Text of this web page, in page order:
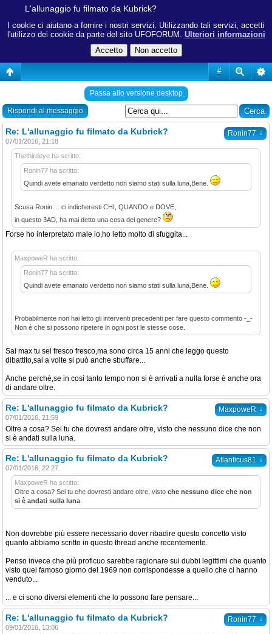
I cookie ci aiutano a fornire i nostri servizi. Utilizzando tali servizi, accetti
l'utilizzo dei cookie da parte del sito UFOFORUM. Ulteriori informazioni
#
L'allunaggio fu filmato da Kubrick?
Passa allo versione desktop
Rispondi al messaggio
Ronin77 ↓
Re: L'allunaggio fu filmato da Kubrick?
07/01/2016, 21:18
Thethirdeye ha scritto:
Ronin77 ha scritto:
Quindi avete emanato verdetto non siamo stati sulla luna,Bene.
Scusa Ronin.... ci indicheresti CHI, QUANDO e DOVE,
in questo 3AD, ha mai detto una cosa del genere?
Forse ho interpretato male io,ho letto molto di sfuggita...
MaxpoweR ha scritto:
Ronin77 ha scritto:
Quindi avete emanato verdetto non siamo stati sulla luna,Bene.
Probabilmente non hai letto gli interventi precedenti per fare questo commento -_-
Non è che si possono ripetere in ogni post le stesse cose.
Sai max tu sei fresco fresco,ma sono circa 15 anni che leggo questo
dibattito,sai a volte si può anche sbuffare...
Anche perchè,se in cosi tanto tempo non si è arrivati a nulla forse è anche ora
di andare oltre.
MaxpoweR ↓
Re: L'allunaggio fu filmato da Kubrick?
07/01/2016, 21:59
Oltre a cosa? Sei tu che dovresti andare oltre, visto che nessuno dice che non
si è andati sulla luna.
Atlanticus81 ↓
Re: L'allunaggio fu filmato da Kubrick?
07/01/2016, 22:27
MaxpoweR ha scritto:
Oltre a cosa? Sei tu che dovresti andare oltre, visto che nessuno dice che non
si è andati sulla luna
Non dovrebbe più essere necessario dover ribadire questo concetto visto
quanto abbiamo scritto in questo thread anche recentemente.
Penso invece che più proficuo sarebbe ragionare sui dubbi legittimi che quanto
visto quel famoso giorno del 1969 non corrispondesse a quello che ci hanno
venduto...
... e ci sono diversi elementi che lo possono fare pensare...
Ronin77 ↓
Re: L'allunaggio fu filmato da Kubrick?
09/01/2016, 13:06